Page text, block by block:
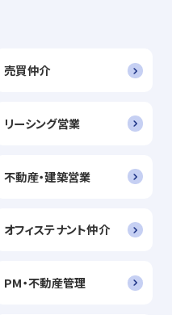
売買仲介
リーシング営業
不動産・建築営業
オフィステナント仲介
PM・不動産管理